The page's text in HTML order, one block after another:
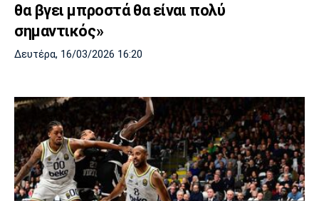
θα βγει μπροστά θα είναι πολύ
σημαντικός»
Δευτέρα, 16/03/2026 16:20